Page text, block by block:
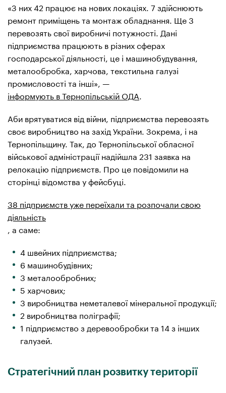
«З них 42 працює на нових локаціях. 7 здійснюють
ремонт приміщень та монтаж обладнання. Ще 3
перевозять свої виробничі потужності. Дані
підприємства працюють в різних сферах
господарської діяльності, це і машинобудування,
металообробка, харчова, текстильна галузі
промисловості та інші», —
інформують в Тернопільській ОДА.
Аби врятуватися від війни, підприємства перевозять
своє виробництво на захід України. Зокрема, і на
Тернопільщину. Так, до Тернопільської обласної
військової адміністрації надійшла 231 заявка на
релокацію підприємств. Про це повідомили на
сторінці відомства у фейсбуці.
38 підприємств уже переїхали та розпочали свою
діяльність
, а саме:
4 швейних підприємства;
6 машинобудівних;
3 металообробних;
5 харчових;
3 виробництва неметалевої мінеральної продукції;
2 виробництва поліграфії;
1 підприємство з деревообробки та 14 з інших
галузей.
Стратегічний план розвитку території